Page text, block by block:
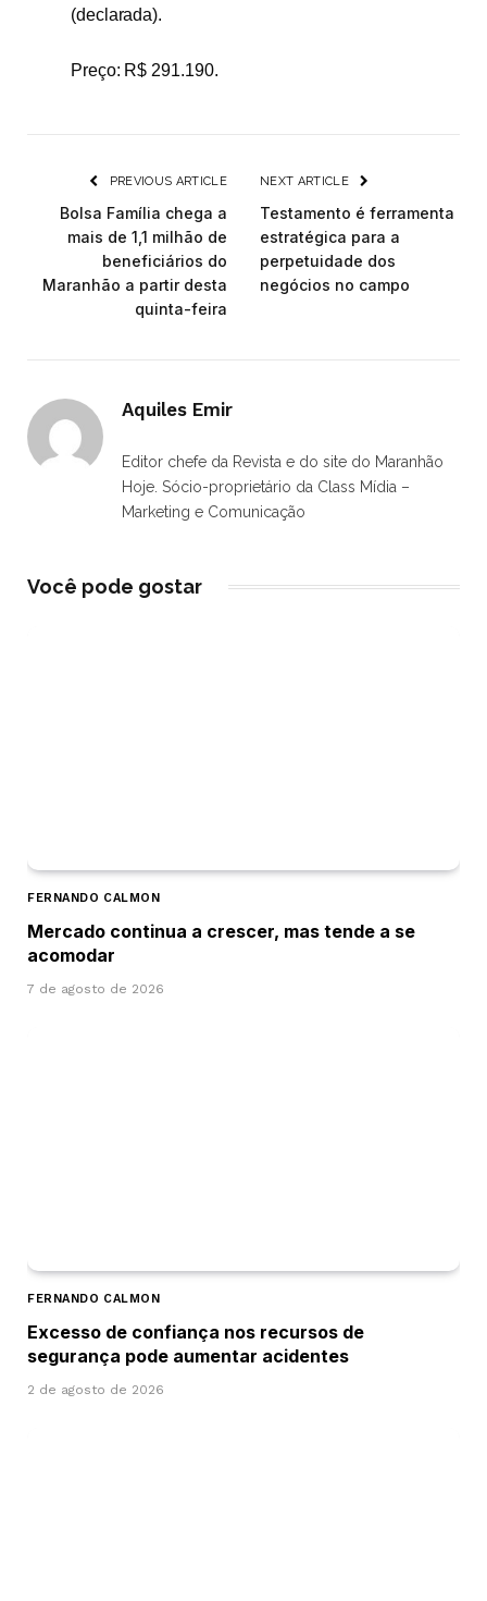
(declarada).
Preço: R$ 291.190.
PREVIOUS ARTICLE
Bolsa Família chega a
mais de 1,1 milhão de
beneficiários do
Maranhão a partir desta
quinta-feira
NEXT ARTICLE
Testamento é ferramenta
estratégica para a
perpetuidade dos
negócios no campo
Aquiles Emir
Editor chefe da Revista e do site do Maranhão
Hoje. Sócio-proprietário da Class Mídia –
Marketing e Comunicação
Você pode gostar
FERNANDO CALMON
Mercado continua a crescer, mas tende a se
acomodar
7 de agosto de 2026
FERNANDO CALMON
Excesso de confiança nos recursos de
segurança pode aumentar acidentes
2 de agosto de 2026